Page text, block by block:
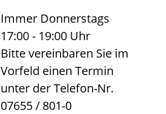
Immer Donnerstags
17:00 - 19:00 Uhr
Bitte vereinbaren Sie im
Vorfeld einen Termin
unter der Telefon-Nr.
07655 / 801-0